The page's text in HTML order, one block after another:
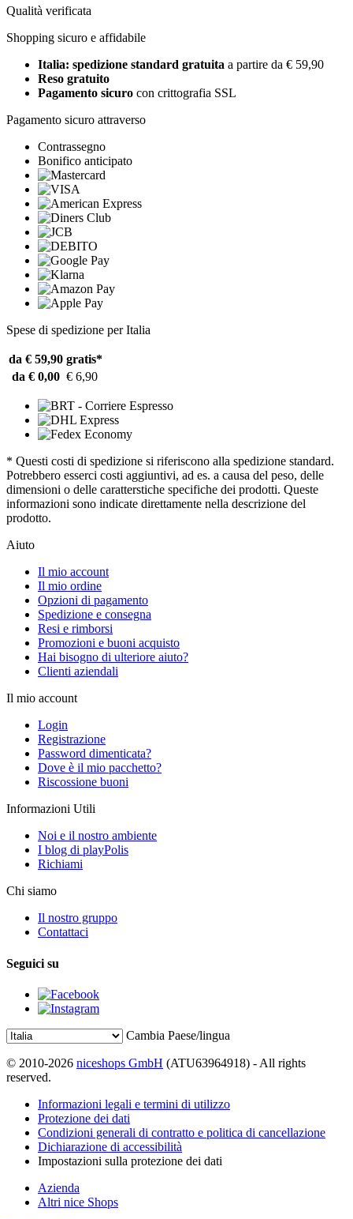
Qualità verificata
Shopping sicuro e affidabile
Italia: spedizione standard gratuita a partire da € 59,90
Reso gratuito
Pagamento sicuro con crittografia SSL
Pagamento sicuro attraverso
Contrassegno
Bonifico anticipato
Spese di spedizione per Italia
da € 59,90 gratis*
da € 0,00 € 6,90
* Questi costi di spedizione si riferiscono alla spedizione standard.
Potrebbero esserci costi aggiuntivi, ad es. a causa del peso, delle
dimensioni o delle caratterstiche specifiche dei prodotti. Queste
informazioni sono indicate direttamente nella descrizione del
prodotto.
Aiuto
Il mio account
Il mio ordine
Opzioni di pagamento
Spedizione e consegna
Resi e rimborsi
Promozioni e buoni acquisto
Hai bisogno di ulteriore aiuto?
Clienti aziendali
Il mio account
Login
Registrazione
Password dimenticata?
Dove è il mio pacchetto?
Riscossione buoni
Informazioni Utili
Noi e il nostro ambiente
I blog di playPolis
Richiami
Chi siamo
Il nostro gruppo
Contattaci
Seguici su
Cambia Paese/lingua
© 2010-2026 niceshops GmbH (ATU63964918) - All rights
reserved.
Informazioni legali e termini di utilizzo
Protezione dei dati
Condizioni generali di contratto e politica di cancellazione
Dichiarazione di accessibilità
Impostazioni sulla protezione dei dati
Azienda
Altri nice Shops